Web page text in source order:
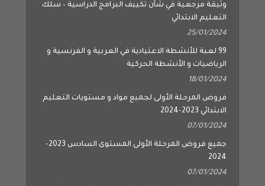
وثيقة مرجعية في شأن تكييف البرامج الدراسية – سلك
التعليم الابتدائي
25/01/2024
99 لعبة للأنشطة الاعتيادية في العربية و الفرنسية و
الرياضيات و الأنشطة الحركية
18/01/2024
فروض المرحلة الأولى لجميع مواد و مستويات التعليم
الابتدائي 2023-2024
07/01/2024
جميع فروض المرحلة الأولى المستوى السادس 2023-
2024
07/01/2024